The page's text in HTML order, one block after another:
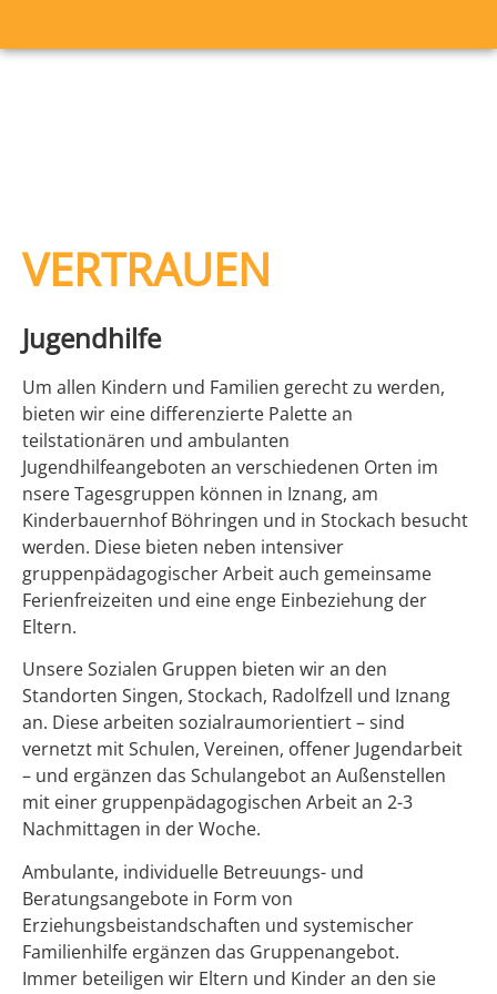
VERTRAUEN
Jugendhilfe
Um allen Kindern und Familien gerecht zu werden,
bieten wir eine differenzierte Palette an
teilstationären und ambulanten
Jugendhilfeangeboten an verschiedenen Orten im
nsere Tagesgruppen können in Iznang, am
Kinderbauernhof Böhringen und in Stockach besucht
werden. Diese bieten neben intensiver
gruppenpädagogischer Arbeit auch gemeinsame
Ferienfreizeiten und eine enge Einbeziehung der
Eltern.
Unsere Sozialen Gruppen bieten wir an den
Standorten Singen, Stockach, Radolfzell und Iznang
an. Diese arbeiten sozialraumorientiert – sind
vernetzt mit Schulen, Vereinen, offener Jugendarbeit
– und ergänzen das Schulangebot an Außenstellen
mit einer gruppenpädagogischen Arbeit an 2-3
Nachmittagen in der Woche.
Ambulante, individuelle Betreuungs- und
Beratungsangebote in Form von
Erziehungsbeistandschaften und systemischer
Familienhilfe ergänzen das Gruppenangebot.
Immer beteiligen wir Eltern und Kinder an den sie